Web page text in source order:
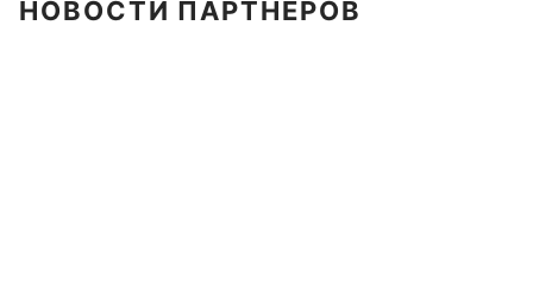
НОВОСТИ ПАРТНЕРОВ